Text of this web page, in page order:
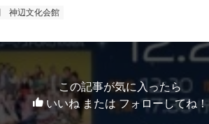
神辺文化会館
この記事が気に入ったら
いいね または フォローしてね！